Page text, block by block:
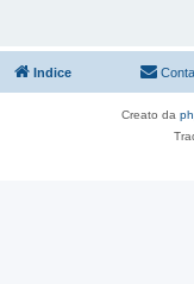
Indice
Creato da